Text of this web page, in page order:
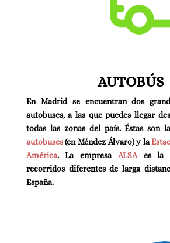
AUTOBÚS
En Madrid se encuentran dos
autobuses, a las que puedes llegar
todas las zonas del país. Éstas son
autobuses(en Méndez Álvaro) y la
América. La empresa ALSAes la
recorridos diferentes de larga
España.